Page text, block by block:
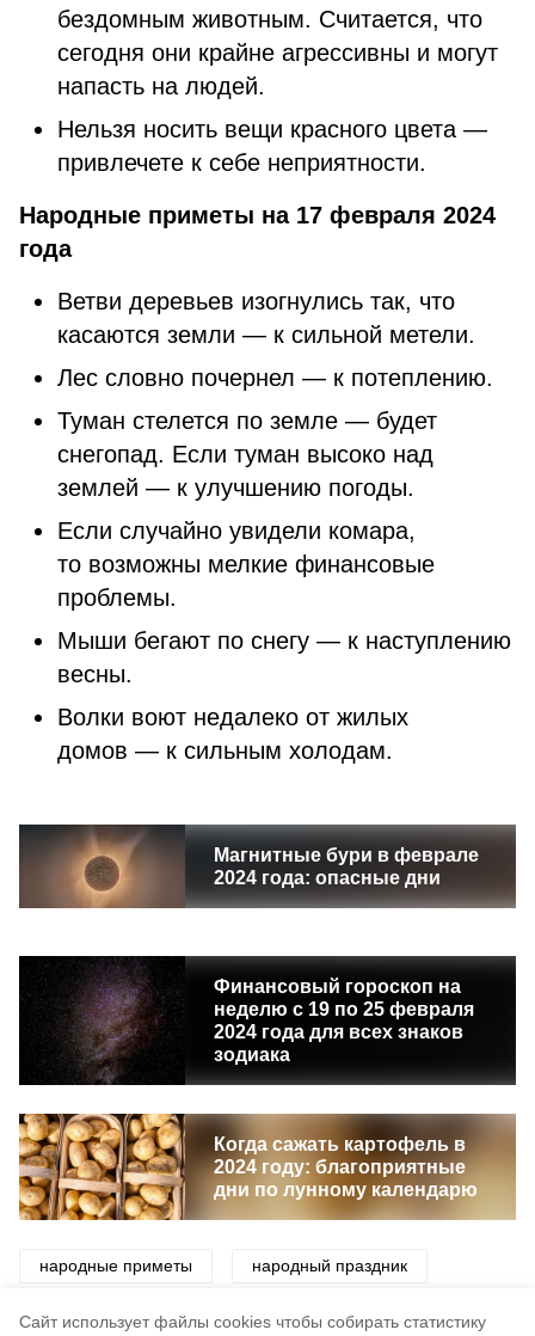
Cайт использует файлы cookies чтобы собирать статистику
бездомным животным. Считается, что
сегодня они крайне агрессивны и могут
напасть на людей.
Нельзя носить вещи красного цвета —
привлечете к себе неприятности.
Народные приметы на 17 февраля 2024
года
Ветви деревьев изогнулись так, что
касаются земли — к сильной метели.
Лес словно почернел — к потеплению.
Туман стелется по земле — будет
снегопад. Если туман высоко над
землей — к улучшению погоды.
Если случайно увидели комара,
то возможны мелкие финансовые
проблемы.
Мыши бегают по снегу — к наступлению
весны.
Волки воют недалеко от жилых
домов — к сильным холодам.
Магнитные бури в феврале
2024 года: опасные дни
Финансовый гороскоп на
неделю с 19 по 25 февраля
2024 года для всех знаков
зодиака
Когда сажать картофель в
2024 году: благоприятные
дни по лунному календарю
народные приметы народный праздник
приметы праздники традиции